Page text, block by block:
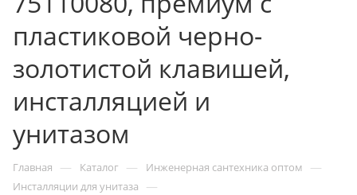
пластиковой черно-
золотистой клавишей,
инсталляцией и
унитазом
Главная — Каталог — Инженерная сантехника оптом —
Инсталляции для унитаза —